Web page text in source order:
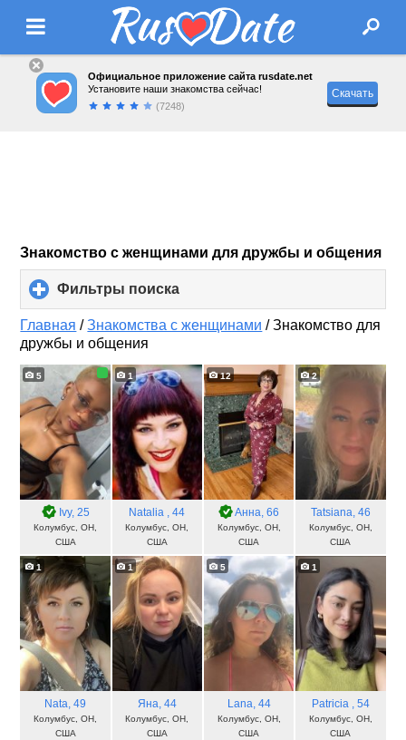
Официальное приложение сайта rusdate.net
Установите наши знакомства сейчас!
(7248)
Скачать
Знакомство с женщинами для дружбы и общения
Фильтры поиска
to
expand
Главная /Знакомства с женщинами /Знакомство для
дружбы и общения
5
Ivy, 25
Колумбус, OH,
США
1
Natalia , 44
Колумбус, OH,
США
12
Aнна, 66
Колумбус, OH,
США
2
Tatsiana, 46
Колумбус, OH,
США
1
Nata, 49
Колумбус, OH,
США
1
Яна, 44
Колумбус, OH,
США
5
Lana, 44
Колумбус, OH,
США
1
Patricia , 54
Колумбус, OH,
США